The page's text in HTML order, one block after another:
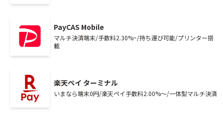
PayCAS Mobile
マルチ決済端末/手数料2.30%~/持ち運び可能/プリンター搭
載
楽天ペイ ターミナル
いまなら端末0円/楽天ペイ手数料2.00%～/一体型マルチ決済